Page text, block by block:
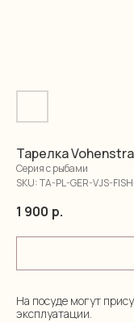
Тарелка
Серия с рыбами
SKU:TA-PL-GER-VJS-
1 900 р.
На посуде могут
эксплуатации.